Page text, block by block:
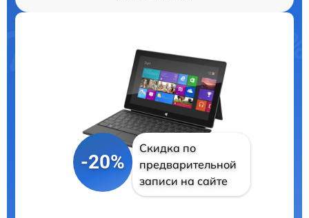
-20%
Скидка по
предварительной
записи на сайте